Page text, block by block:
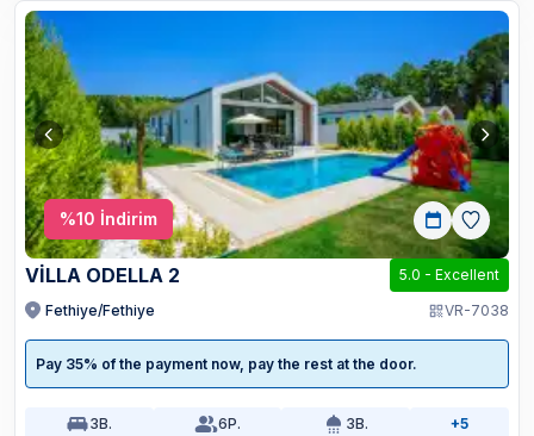
%10 İndirim
VİLLA ODELLA 2 5.0 - Excellent
Fethiye/Fethiye
VR-7038
Pay 35% of the payment now, pay the rest at the door.
3B. 6P. 3B. +5